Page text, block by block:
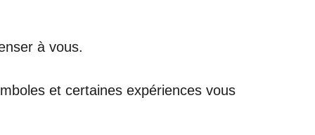
à vous.
et certaines expériences vous